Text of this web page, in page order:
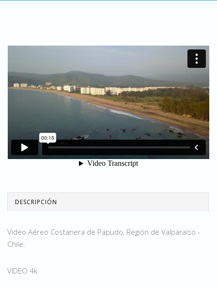
DESCRIPCIÓN
Video Aéreo Costanera de Papudo, Región de Valparaíso -
Chile.
VIDEO 4k